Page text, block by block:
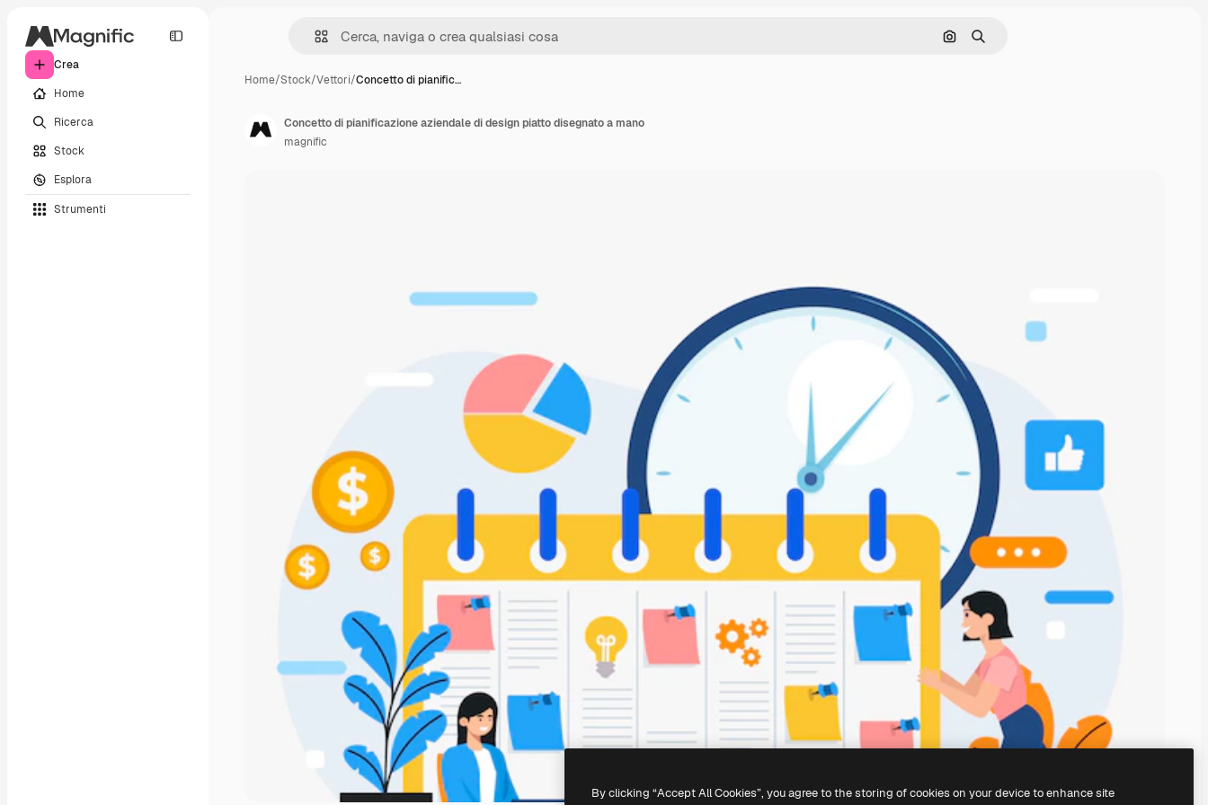
Crea
Home
Ricerca
Stock
Esplora
Strumenti
Cerca per immagine
Ricerca
Home/Stock/Vettori/Concetto di pianific…
Concetto di pianificazione aziendale di design piatto disegnato a mano
magnific
By clicking “Accept All Cookies”, you agree to the storing of cookies on your device to enhance site